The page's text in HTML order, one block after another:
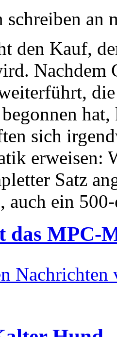
schreiben
den Kauf,
Nachdem
sich
erweisen:
Satz
auch ein
das MPC-
Nachrichten